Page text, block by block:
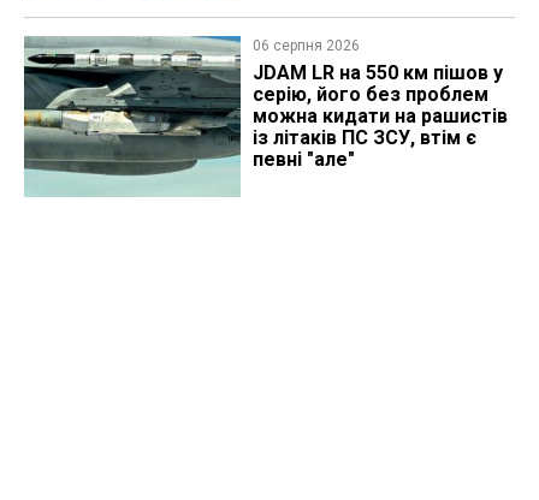
06 серпня 2026
JDAM LR на 550 км пішов у
серію, його без проблем
можна кидати на рашистів
із літаків ПС ЗСУ, втім є
певні "але"